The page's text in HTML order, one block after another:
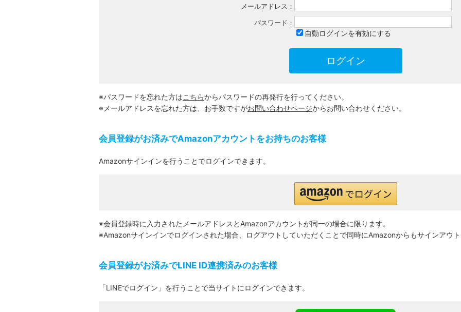
メールアドレス：
パスワード：
自動ログインを有効にする
※パスワードを忘れた方はこちらからパスワードの再発行を行ってください。
※メールアドレスを忘れた方は、お手数ですがお問い合わせページからお問い合わせください。
会員登録がお済みでAmazonアカウントをお持ちのお客様
Amazonサインインを行うことでログインできます。
※会員登録時に入力されたメールアドレスとAmazonアカウントが同一の場合に限ります。
※Amazonサインインでログインされた場合、ログアウトしていただくことで同時にAmazonからもサインアウト
会員登録がお済みでLINE ID連携済みのお客様
「LINEでログイン」を行うことで当サイトにログインできます。